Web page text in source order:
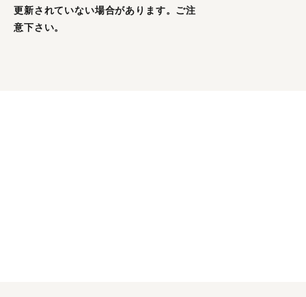
更新されていない場合があります。ご注
意下さい。